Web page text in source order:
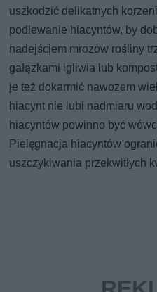
uszkodzić delikatnych
podlewanie hiacyntów, by
nadejściem mrozów rośliny
gałązkami igliwia lub
je też dokarmić nawozem
hiacynt nie lubi nadmiaru
hiacyntów powinno być
Pielęgnacja hiacyntów
uszczykiwania przekwitłych